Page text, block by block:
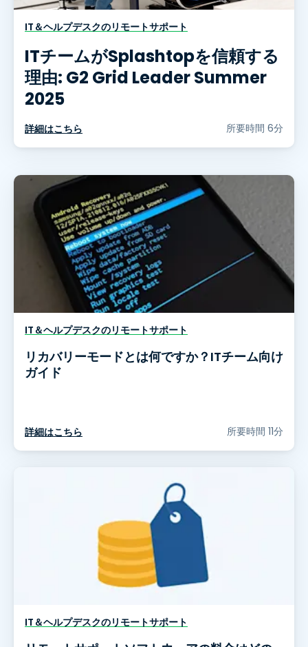
IT＆ヘルプデスクのリモートサポート
ITチームがSplashtopを信頼する
理由: G2 Grid Leader Summer
2025
詳細はこちら 所要時間 6分
IT＆ヘルプデスクのリモートサポート
リカバリーモードとは何ですか？ITチーム向け
ガイド
詳細はこちら 所要時間 11分
IT＆ヘルプデスクのリモートサポート